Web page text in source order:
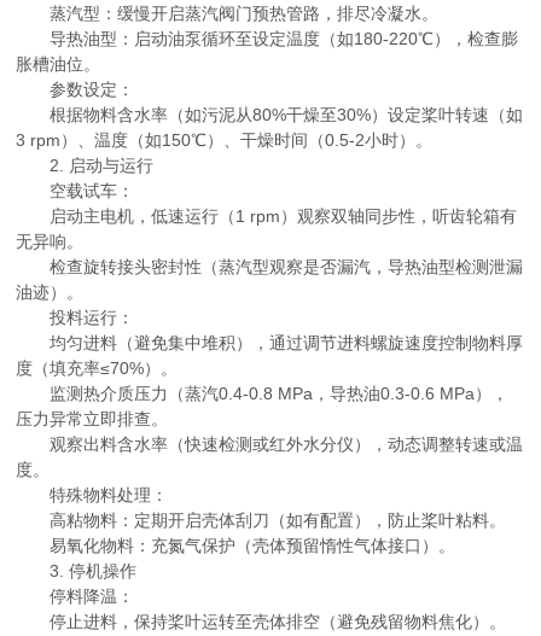
蒸汽型：缓慢开启蒸汽阀门预热管路，排尽冷凝水。
导热油型：启动油泵循环至设定温度（如180-220℃），检查膨
胀槽油位。
参数设定：
根据物料含水率（如污泥从80%干燥至30%）设定桨叶转速（如
3 rpm）、温度（如150℃）、干燥时间（0.5-2小时）。
2. 启动与运行
空载试车：
启动主电机，低速运行（1 rpm）观察双轴同步性，听齿轮箱有
无异响。
检查旋转接头密封性（蒸汽型观察是否漏汽，导热油型检测泄漏
油迹）。
投料运行：
均匀进料（避免集中堆积），通过调节进料螺旋速度控制物料厚
度（填充率≤70%）。
监测热介质压力（蒸汽0.4-0.8 MPa，导热油0.3-0.6 MPa），
压力异常立即排查。
观察出料含水率（快速检测或红外水分仪），动态调整转速或温
度。
特殊物料处理：
高粘物料：定期开启壳体刮刀（如有配置），防止桨叶粘料。
易氧化物料：充氮气保护（壳体预留惰性气体接口）。
3. 停机操作
停料降温：
停止进料，保持桨叶运转至壳体排空（避免残留物料焦化）。